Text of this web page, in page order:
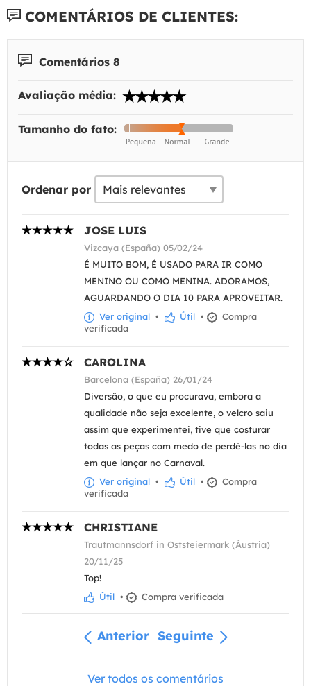
COMENTÁRIOS DE CLIENTES:
Comentários 8
Avaliação média:
Tamanho do fato:
Ordenar por
JOSE LUIS
Vizcaya (España) 05/02/24
É MUITO BOM, É USADO PARA IR COMO
MENINO OU COMO MENINA. ADORAMOS,
AGUARDANDO O DIA 10 PARA APROVEITAR.
Ver original • Útil •
Compra
verificada
CAROLINA
Barcelona (España) 26/01/24
Diversão, o que eu procurava, embora a
qualidade não seja excelente, o velcro saiu
assim que experimentei, tive que costurar
todas as peças com medo de perdê-las no dia
em que lançar no Carnaval.
Ver original • Útil •
Compra
verificada
CHRISTIANE
Trautmannsdorf in Oststeiermark (Áustria)
20/11/25
Top!
Útil • Compra verificada
Anterior Seguinte
Ver todos os comentários